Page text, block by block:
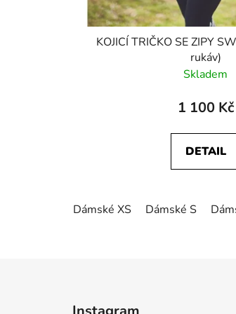
KOJICÍ TRIČKO SE ZIPY
rukáv)
Skladem
1 100 Kč
DETAIL
Dámské XS Dámské S